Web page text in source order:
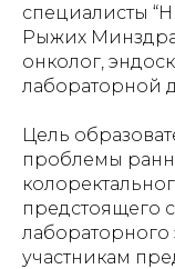
специалисты
Рыжих
онколог,
лабораторной
Цель
проблемы
предстоящего
участникам